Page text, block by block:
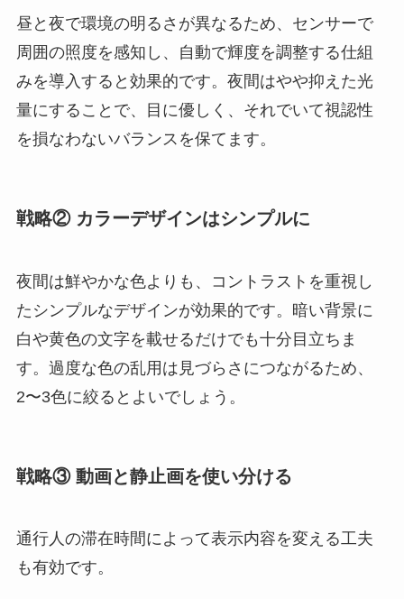
昼と夜で環境の明るさが異なるため、センサーで
周囲の照度を感知し、自動で輝度を調整する仕組
みを導入すると効果的です。夜間はやや抑えた光
量にすることで、目に優しく、それでいて視認性
を損なわないバランスを保てます。
戦略② カラーデザインはシンプルに
夜間は鮮やかな色よりも、コントラストを重視し
たシンプルなデザインが効果的です。暗い背景に
白や黄色の文字を載せるだけでも十分目立ちま
す。過度な色の乱用は見づらさにつながるため、
2〜3色に絞るとよいでしょう。
戦略③ 動画と静止画を使い分ける
通行人の滞在時間によって表示内容を変える工夫
も有効です。